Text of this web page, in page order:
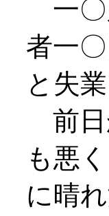
一〇
者一
と失
前日
も悪
に晴